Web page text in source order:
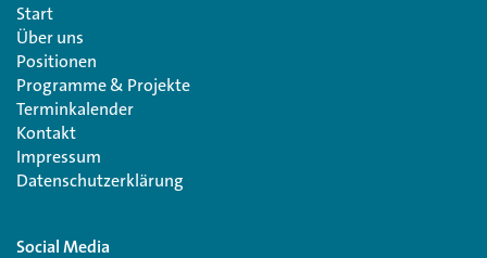
Start
Über uns
Positionen
Programme & Projekte
Terminkalender
Kontakt
Impressum
Datenschutzerklärung
Social Media